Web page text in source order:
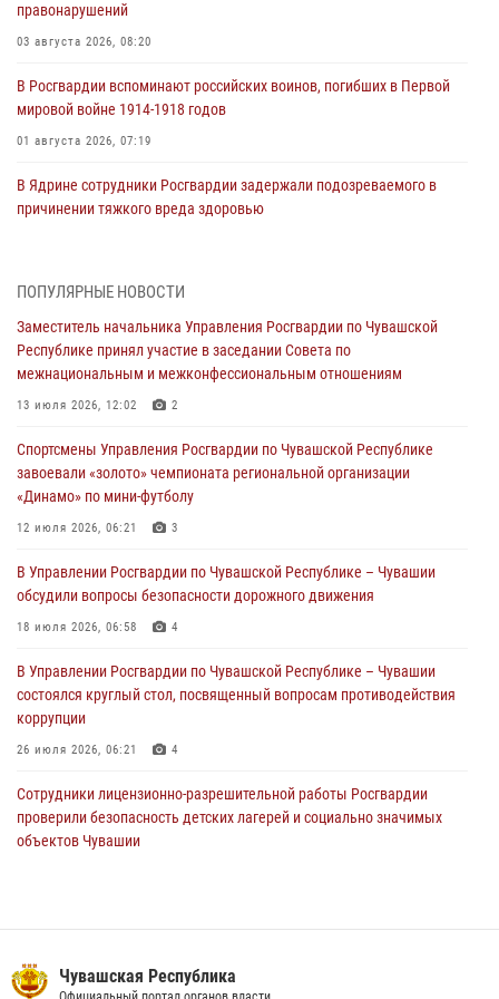
правонарушений
03 августа 2026, 08:20
В Росгвардии вспоминают российских воинов, погибших в Первой
мировой войне 1914-1918 годов
01 августа 2026, 07:19
В Ядрине сотрудники Росгвардии задержали подозреваемого в
причинении тяжкого вреда здоровью
1 августа – День дежурной службы войск национальной гвардии
Директор Росгвардии Герой России генерал армии Виктор Золотов
поздравил специалистов подразделений тыла с профессиональным
01 августа 2026, 00:01
В Чебоксарах при участии спецназа Росгвардии изъята крупная
партия немаркированной никотиносодержащей продукции (видео)
Сотрудник вневедомственной охраны Росгвардии рассказал
корреспонденту Издательского дома «Хыпар» о службе в ВДВ
ПОПУЛЯРНЫЕ НОВОСТИ
Заместитель начальника Управления Росгвардии по Чувашской
Республике принял участие в заседании Совета по
межнациональным и межконфессиональным отношениям
13 июля 2026, 12:02 2
Спортсмены Управления Росгвардии по Чувашской Республике
завоевали «золото» чемпионата региональной организации
«Динамо» по мини-футболу
12 июля 2026, 06:21 3
В Управлении Росгвардии по Чувашской Республике – Чувашии
обсудили вопросы безопасности дорожного движения
18 июля 2026, 06:58 4
В Управлении Росгвардии по Чувашской Республике – Чувашии
состоялся круглый стол, посвященный вопросам противодействия
коррупции
26 июля 2026, 06:21 4
Сотрудники лицензионно-разрешительной работы Росгвардии
проверили безопасность детских лагерей и социально значимых
объектов Чувашии
Чебоксарах
07 июля 2026, 11:01 5
Чувашская Республика